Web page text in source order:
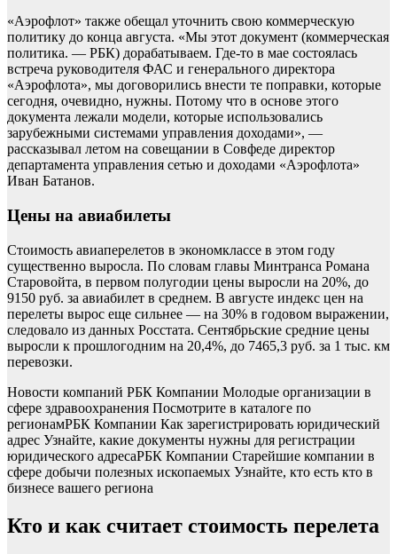
«Аэрофлот» также обещал уточнить свою коммерческую
политику до конца августа. «Мы этот документ (коммерческая
политика. — РБК) дорабатываем. Где-то в мае состоялась
встреча руководителя ФАС и генерального директора
«Аэрофлота», мы договорились внести те поправки, которые
сегодня, очевидно, нужны. Потому что в основе этого
документа лежали модели, которые использовались
зарубежными системами управления доходами», —
рассказывал летом на совещании в Совфеде директор
департамента управления сетью и доходами «Аэрофлота»
Иван Батанов.
Цены на авиабилеты
Стоимость авиаперелетов в экономклассе в этом году
существенно выросла. По словам главы Минтранса Романа
Старовойта, в первом полугодии цены выросли на 20%, до
9150 руб. за авиабилет в среднем. В августе индекс цен на
перелеты вырос еще сильнее — на 30% в годовом выражении,
следовало из данных Росстата. Сентябрьские средние цены
выросли к прошлогодним на 20,4%, до 7465,3 руб. за 1 тыс. км
перевозки.
Новости компаний РБК Компании Молодые организации в
сфере здравоохранения Посмотрите в каталоге по
регионамРБК Компании Как зарегистрировать юридический
адрес Узнайте, какие документы нужны для регистрации
юридического адресаРБК Компании Старейшие компании в
сфере добычи полезных ископаемых Узнайте, кто есть кто в
бизнесе вашего региона
Кто и как считает стоимость перелета